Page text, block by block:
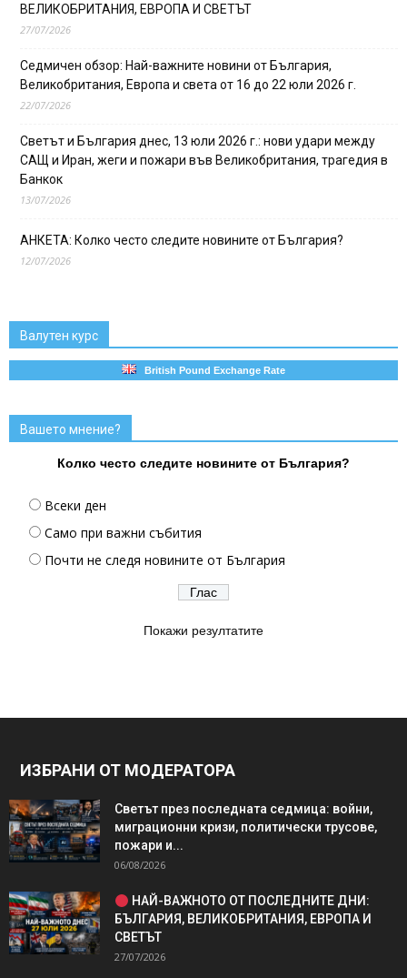
ВЕЛИКОБРИТАНИЯ, ЕВРОПА И СВЕТЪТ
27/07/2026
Седмичен обзор: Най-важните новини от България,
Великобритания, Европа и света от 16 до 22 юли 2026 г.
22/07/2026
Светът и България днес, 13 юли 2026 г.: нови удари между
САЩ и Иран, жеги и пожари във Великобритания, трагедия в
Банкок
13/07/2026
АНКЕТА: Колко често следите новините от България?
12/07/2026
Валутен курс
British Pound Exchange Rate
Вашето мнение?
Колко често следите новините от България?
Всеки ден
Само при важни събития
Почти не следя новините от България
Покажи резултатите
ИЗБРАНИ ОТ МОДЕРАТОРА
Светът през последната седмица: войни,
миграционни кризи, политически трусове,
пожари и...
06/08/2026
НАЙ-ВАЖНОТО ОТ ПОСЛЕДНИТЕ ДНИ:
БЪЛГАРИЯ, ВЕЛИКОБРИТАНИЯ, ЕВРОПА И
СВЕТЪТ
27/07/2026